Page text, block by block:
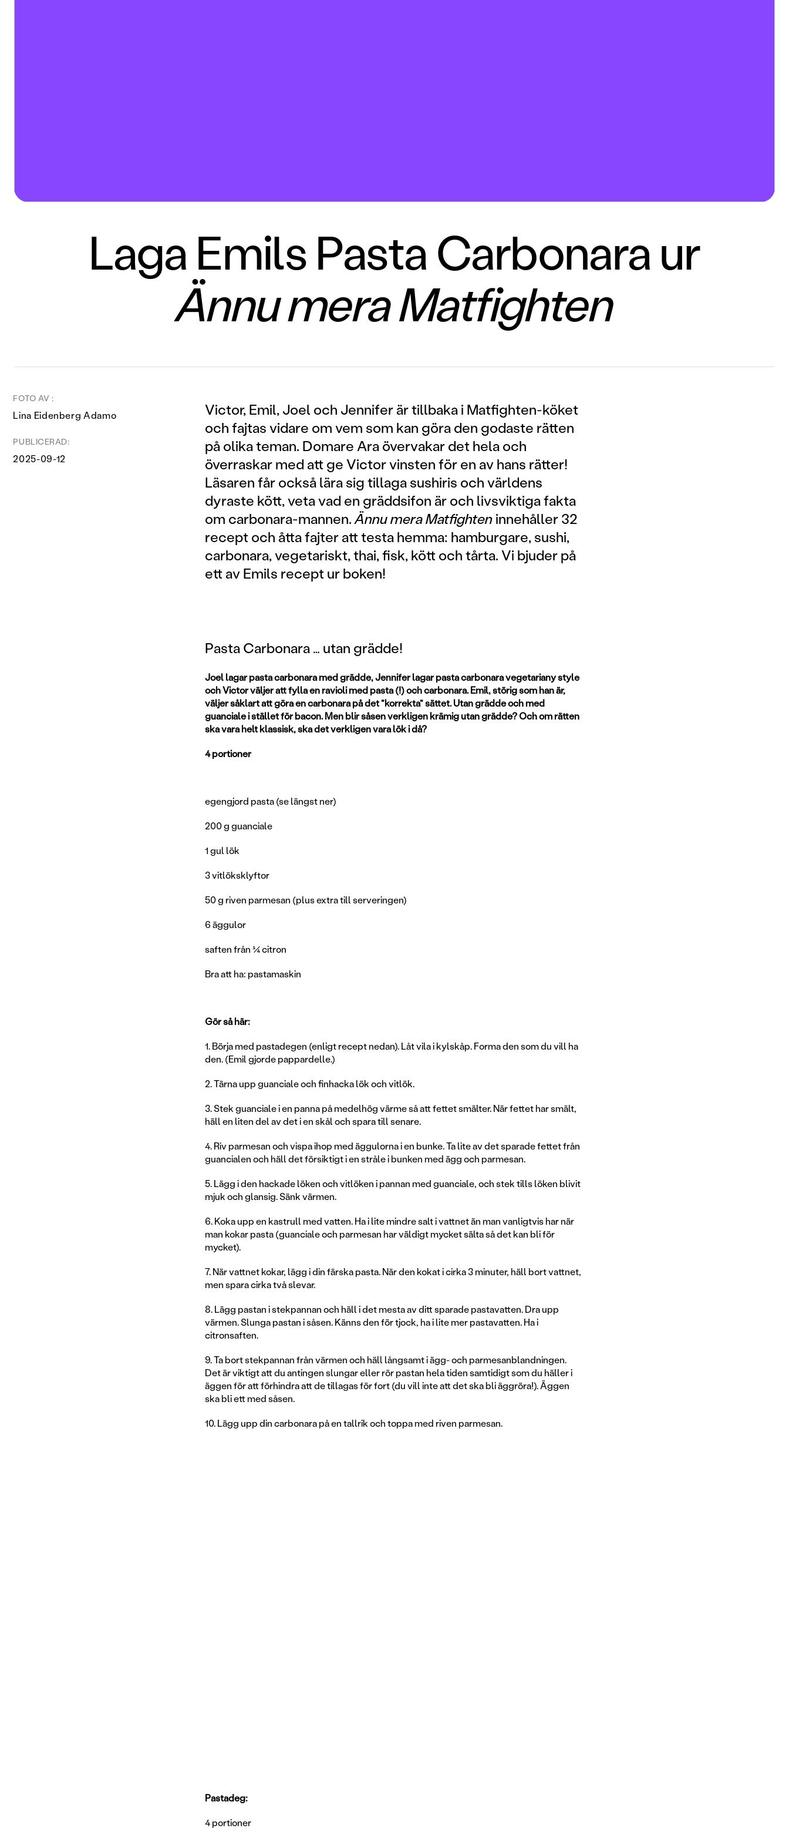
Laga Emils Pasta Carbonara ur
Ännu mera Matfighten
FOTO AV :
Lina Eidenberg Adamo
PUBLICERAD:
2025-09-12
Victor, Emil, Joel och Jennifer är tillbaka i Matfighten-köket
och fajtas vidare om vem som kan göra den godaste rätten
på olika teman. Domare Ara övervakar det hela och
överraskar med att ge Victor vinsten för en av hans rätter!
Läsaren får också lära sig tillaga sushiris och världens
dyraste kött, veta vad en gräddsifon är och livsviktiga fakta
om carbonara-mannen.Ännu mera Matfighteninnehåller 32
recept och åtta fajter att testa hemma: hamburgare, sushi,
carbonara, vegetariskt, thai, fisk, kött och tårta. Vi bjuder på
ett av Emils recept ur boken!
Pasta Carbonara … utan grädde!
Joel lagar pasta carbonara med grädde, Jennifer lagar pasta carbonara vegetariany style
och Victor väljer att fylla en ravioli med pasta (!) och carbonara. Emil, störig som han är,
väljer såklart att göra en carbonara på det "korrekta" sättet. Utan grädde och med
guanciale i stället för bacon. Men blir såsen verkligen krämig utan grädde? Och om rätten
ska vara helt klassisk, ska det verkligen vara lök i då?
4 portioner
egengjord pasta (se längst ner)
200 g guanciale
1 gul lök
3 vitlöksklyftor
50 g riven parmesan (plus extra till serveringen)
6 äggulor
saften från ¼ citron
Bra att ha: pastamaskin
Gör så här:
1. Börja med pastadegen (enligt recept nedan). Låt vila i kylskåp. Forma den som du vill ha
den. (Emil gjorde pappardelle.)
2. Tärna upp guanciale och finhacka lök och vitlök.
3. Stek guanciale i en panna på medelhög värme så att fettet smälter. När fettet har smält,
häll en liten del av det i en skål och spara till senare.
4. Riv parmesan och vispa ihop med äggulorna i en bunke. Ta lite av det sparade fettet från
guancialen och häll det försiktigt i en stråle i bunken med ägg och parmesan.
5. Lägg i den hackade löken och vitlöken i pannan med guanciale, och stek tills löken blivit
mjuk och glansig. Sänk värmen.
6. Koka upp en kastrull med vatten. Ha i lite mindre salt i vattnet än man vanligtvis har när
man kokar pasta (guanciale och parmesan har väldigt mycket sälta så det kan bli för
mycket).
7. När vattnet kokar, lägg i din färska pasta. När den kokat i cirka 3 minuter, häll bort vattnet,
men spara cirka två slevar.
8. Lägg pastan i stekpannan och häll i det mesta av ditt sparade pastavatten. Dra upp
värmen. Slunga pastan i såsen. Känns den för tjock, ha i lite mer pastavatten. Ha i
citronsaften.
9. Ta bort stekpannan från värmen och häll långsamt i ägg- och parmesanblandningen.
Det är viktigt att du antingen slungar eller rör pastan hela tiden samtidigt som du häller i
äggen för att förhindra att de tillagas för fort (du vill inte att det ska bli äggröra!). Äggen
ska bli ett med såsen.
10. Lägg upp din carbonara på en tallrik och toppa med riven parmesan.
Pastadeg:
4 portioner